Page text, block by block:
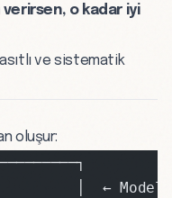
o kadar iyi
ve sistematik
oluşur:
│  ←